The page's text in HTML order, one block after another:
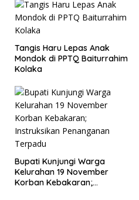
Tangis Haru Lepas Anak
Mondok di PPTQ Baiturrahim
Kolaka
Bupati Kunjungi Warga
Kelurahan 19 November
Korban Kebakaran;